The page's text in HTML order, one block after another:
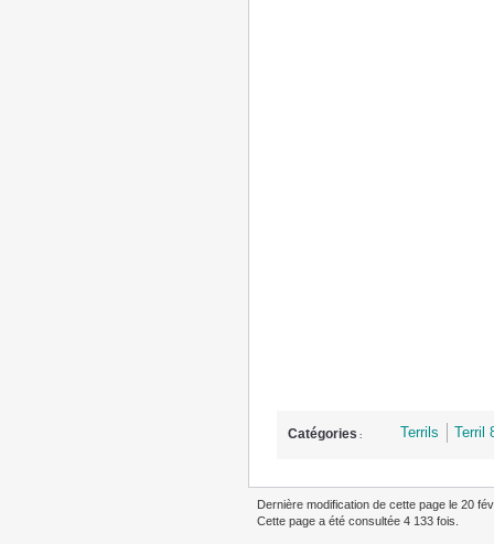
Catégories : Terrils Terril
Dernière modification de cette page le 20
Cette page a été consultée 4 133 fois.